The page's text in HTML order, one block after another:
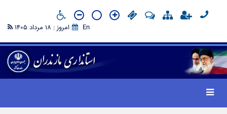
En امروز : 18 مرداد 1405